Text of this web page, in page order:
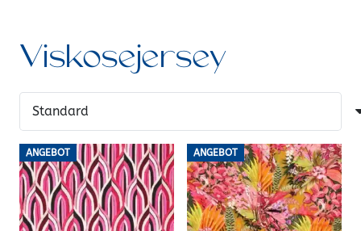
Viskosejersey
ANGEBOT ANGEBOT